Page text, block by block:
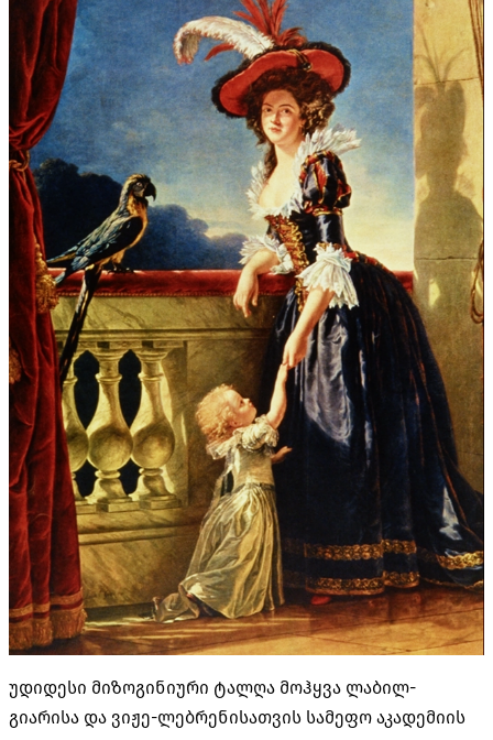
უდიდესი მიზოგინიური ტალღა მოჰყვა ლაბილ-
გიარისა და ვიჟე-ლებრენისათვის სამეფო აკადემიის